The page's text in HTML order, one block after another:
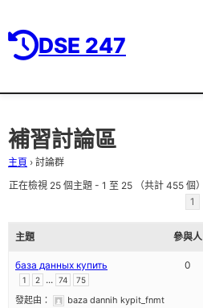
DSE 247
補習討論區
主頁 › 討論群
正在檢視 25 個主題 - 1 至 25 （共計 455 個）
1
主題 參與人
база данных купить
1 2 ... 74 75
發起由：
baza dannih kypit_fnmt
0